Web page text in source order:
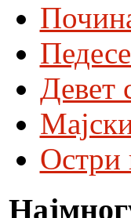
Девет
Остри